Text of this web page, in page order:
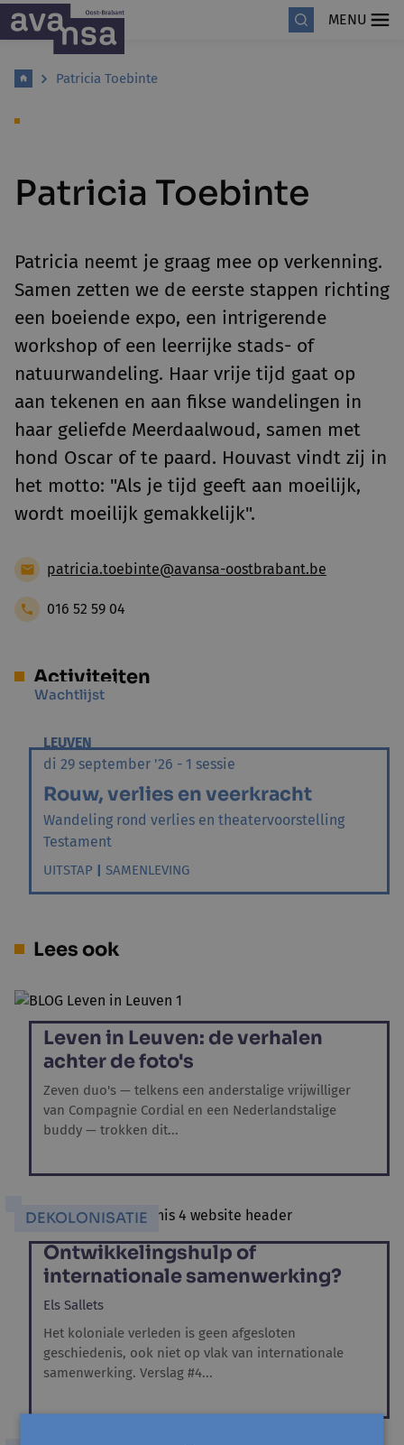
MENU
Patricia Toebinte
Patricia Toebinte
Patricia neemt je graag mee op verkenning.
Samen zetten we de eerste stappen richting
een boeiende expo, een intrigerende
workshop of een leerrijke stads- of
natuurwandeling. Haar vrije tijd gaat op
aan tekenen en aan fikse wandelingen in
haar geliefde Meerdaalwoud, samen met
hond Oscar of te paard. Houvast vindt zij in
het motto: "Als je tijd geeft aan moeilijk,
wordt moeilijk gemakkelijk".
patricia.toebinte@avansa-oostbrabant.be
016 52 59 04
Activiteiten
Wachtlijst
LEUVEN
di 29 september '26 - 1 sessie
Rouw, verlies en veerkracht
Wandeling rond verlies en theatervoorstelling
Testament
UITSTAP | SAMENLEVING
Lees ook
Leven in Leuven: de verhalen
achter de foto's
Zeven duo's — telkens een anderstalige vrijwilliger
van Compagnie Cordial en een Nederlandstalige
buddy — trokken dit...
DEKOLONISATIE
Ontwikkelingshulp of
internationale samenwerking?
Els Sallets
Het koloniale verleden is geen afgesloten
geschiedenis, ook niet op vlak van internationale
samenwerking. Verslag #4...